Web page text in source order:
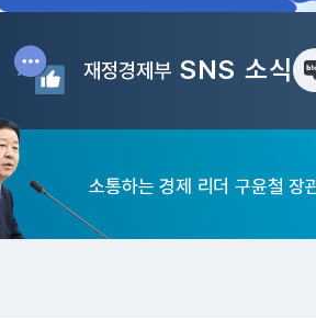
재정경제부 SNS 소식
소통하는 경제 리더 구윤철 장